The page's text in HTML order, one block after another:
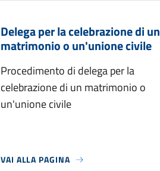
Delega per la celebrazione di un
matrimonio o un'unione civile
Procedimento di delega per la
celebrazione di un matrimonio o
un'unione civile
VAI ALLA PAGINA